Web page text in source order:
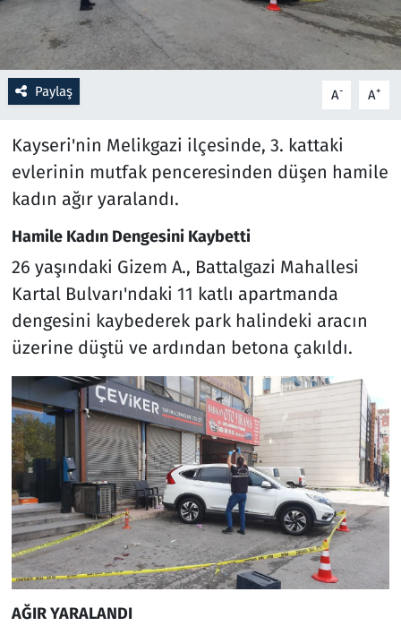
Paylaş A- A+
Kayseri'nin Melikgazi ilçesinde, 3. kattaki
evlerinin mutfak penceresinden düşen hamile
kadın ağır yaralandı.
Hamile Kadın Dengesini Kaybetti
26 yaşındaki Gizem A., Battalgazi Mahallesi
Kartal Bulvarı'ndaki 11 katlı apartmanda
dengesini kaybederek park halindeki aracın
üzerine düştü ve ardından betona çakıldı.
AĞIR YARALANDI
Rüya Tabirleri
Sağlık
Savunma Sanayi
Seçim 2023
Spor
Teknoloji ve Bilim
Televizyon